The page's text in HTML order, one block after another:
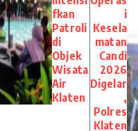
fkan
Patroli
di
Objek
Wisata
Air
Klaten
i
Kesela
matan
Candi
2026
Digelar
,
Polres
Klaten